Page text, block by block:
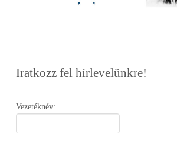
Iratkozz fel hírlevelünkre!
Vezetéknév: